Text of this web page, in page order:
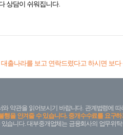
상담이 쉬워집니다.
대출나라를 보고 연락드렸다고 하시면 보다
약관을 읽어보시기 바랍니다. 관계법령에
행을 안겨줄 수 있습니다. 중개수수료를 요구
습니다. 대부중개업체는 금융회사의 업무위